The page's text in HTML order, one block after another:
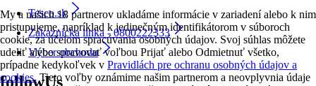
My a našich 18 partnerov ukladáme informácie v zariadení alebo k nim
pristupujeme, napríklad k jedinečným identifikátorom v súboroch
cookie, za účelom spracúvania osobných údajov. Svoj súhlas môžete
udeliť alebo spravovať voľbou Prijať alebo Odmietnuť všetko,
prípadne kedykoľvek v Pravidlách pre ochranu osobných údajov a
cookies. Tieto voľby oznámime našim partnerom a neovplyvnia údaje
Tesco.sk
Zákaznícka linka - 0800222333
Výber obchodu
followUs